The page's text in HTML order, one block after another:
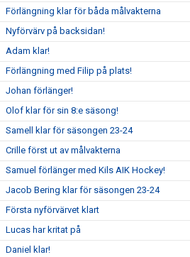
Förlängning klar för båda målvakterna
Nyförvärv på backsidan!
Adam klar!
Förlängning med Filip på plats!
Johan förlänger!
Olof klar för sin 8:e säsong!
Samell klar för säsongen 23-24
Crille först ut av målvakterna
Samuel förlänger med Kils AIK Hockey!
Jacob Bering klar för säsongen 23-24
Första nyförvärvet klart
Lucas har kritat på
Daniel klar!